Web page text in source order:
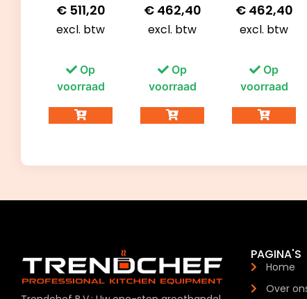
€511,20
excl. btw
Op
voorraad
€462,40
excl. btw
Op
voorraad
€462,40
excl. btw
Op
voorraad
PAGINA'S
Home
Over